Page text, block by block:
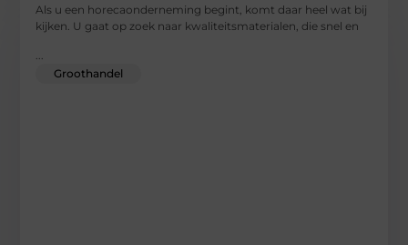
Als u een horecaonderneming begint, komt daar heel wat bij
kijken. U gaat op zoek naar kwaliteitsmaterialen, die snel en
...
Groothandel